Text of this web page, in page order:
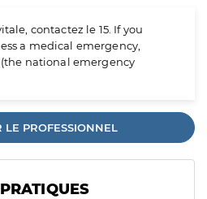
contactez le 15. If you
a medical emergency,
national emergency
LE PROFESSIONNEL